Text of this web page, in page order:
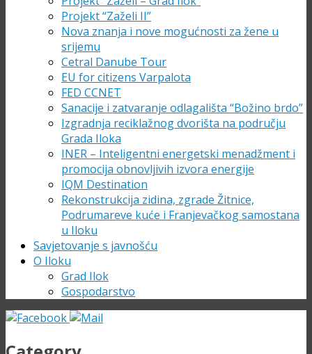
Projekt “Zaželi II”
Nova znanja i nove mogućnosti za žene u
srijemu
Cetral Danube Tour
EU for citizens Varpalota
FED CCNET
Sanacije i zatvaranje odlagališta “Božino brdo”
Izgradnja reciklažnog dvorišta na području
Grada Iloka
INER – Inteligentni energetski menadžment i
promocija obnovljivih izvora energije
IQM Destination
Rekonstrukcija zidina, zgrade Žitnice,
Podrumareve kuće i Franjevačkog samostana
u Iloku
Savjetovanje s javnošću
O Iloku
Grad Ilok
Gospodarstvo